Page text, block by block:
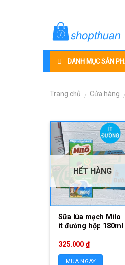
DANH MỤC SẢN
Trang chủ / Cửa hàng /
HẾT HÀNG
Sữa lúa mạch Milo
ít đường hộp 180ml
325.000₫
MUA NGAY